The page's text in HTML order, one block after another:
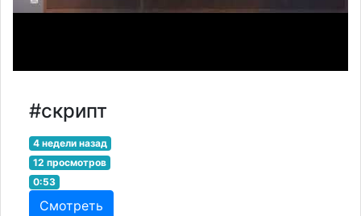
#скрипт
4 недели назад
12 просмотров
0:53
Смотреть